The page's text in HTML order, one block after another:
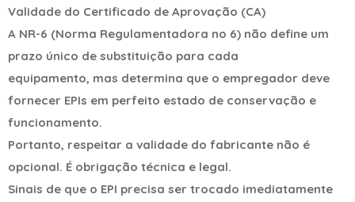
Validade do Certificado de Aprovação (CA)
A NR-6 (Norma Regulamentadora no 6) não define um
prazo único de substituição para cada
equipamento, mas determina que o empregador deve
fornecer EPIs em perfeito estado de conservação e
funcionamento.
Portanto, respeitar a validade do fabricante não é
opcional. É obrigação técnica e legal.
Sinais de que o EPI precisa ser trocado imediatamente